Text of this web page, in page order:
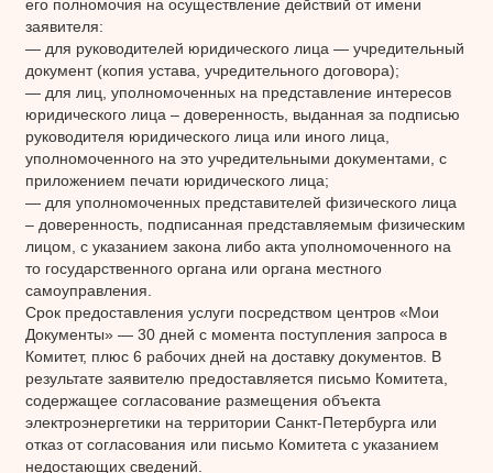
его полномочия на осуществление действий от имени
заявителя:
— для руководителей юридического лица — учредительный
документ (копия устава, учредительного договора);
— для лиц, уполномоченных на представление интересов
юридического лица – доверенность, выданная за подписью
руководителя юридического лица или иного лица,
уполномоченного на это учредительными документами, с
приложением печати юридического лица;
— для уполномоченных представителей физического лица
– доверенность, подписанная представляемым физическим
лицом, с указанием закона либо акта уполномоченного на
то государственного органа или органа местного
самоуправления.
Срок предоставления услуги посредством центров «Мои
Документы» — 30 дней с момента поступления запроса в
Комитет, плюс 6 рабочих дней на доставку документов. В
результате заявителю предоставляется письмо Комитета,
содержащее согласование размещения объекта
электроэнергетики на территории Санкт-Петербурга или
отказ от согласования или письмо Комитета с указанием
недостающих сведений.